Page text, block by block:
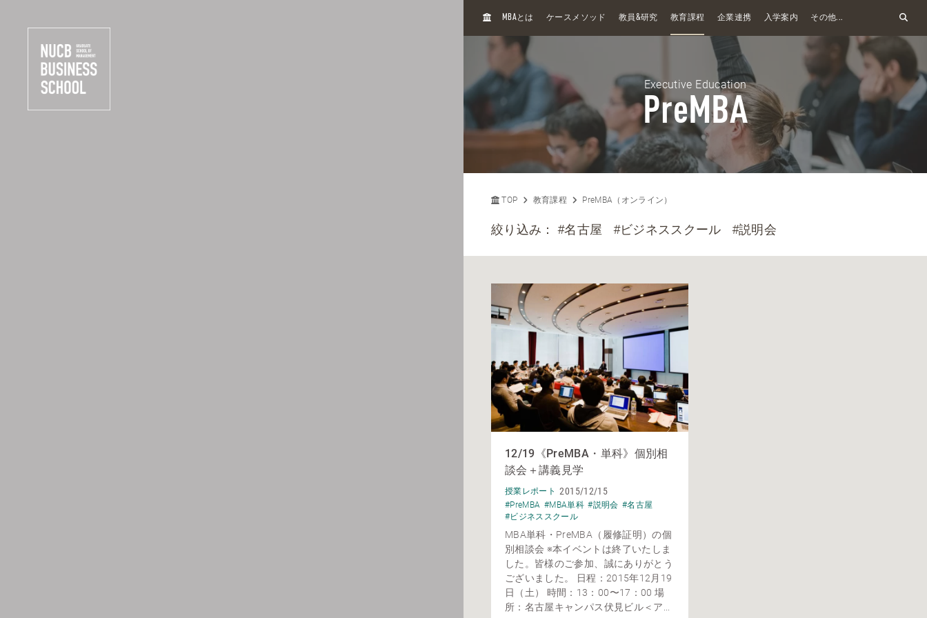
H
MBAとは ケースメソッド 教員&研究 教育課程 企業連携 入学案内 その他...
Executive Education
PreMBA
TOP 教育課程 PreMBA（オンライン）
絞り込み：#名古屋 #ビジネススクール #説明会
12/19《PreMBA・単科》個別相
談会＋講義見学
授業レポート 2015/12/15
#PreMBA #MBA単科 #説明会 #名古屋
#ビジネススクール
MBA単科・PreMBA（履修証明）の個
別相談会 ※本イベントは終了いたしま
した。皆様のご参加、誠にありがとう
ございました。 日程：2015年12月19
日（土） 時間：13：00〜17：00 場
所：名古屋キャンパス伏見ビル＜ア...